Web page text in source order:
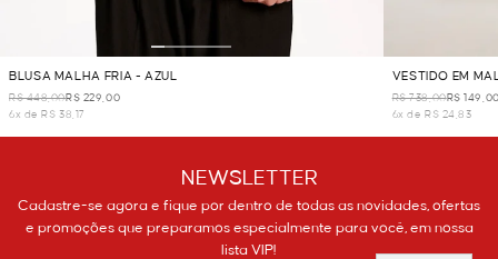
BLUSA MALHA FRIA - AZUL
R$ 448,00R$ 229,00
6x de R$ 38,17
VESTIDO EM
R$ 738,00R$
6x de R$ 24,83
NEWSLETTER
Cadastre-se agora e fique por dentro de todas as novidades, ofertas
e promoções que preparamos especialmente para você, em nossa
lista VIP!